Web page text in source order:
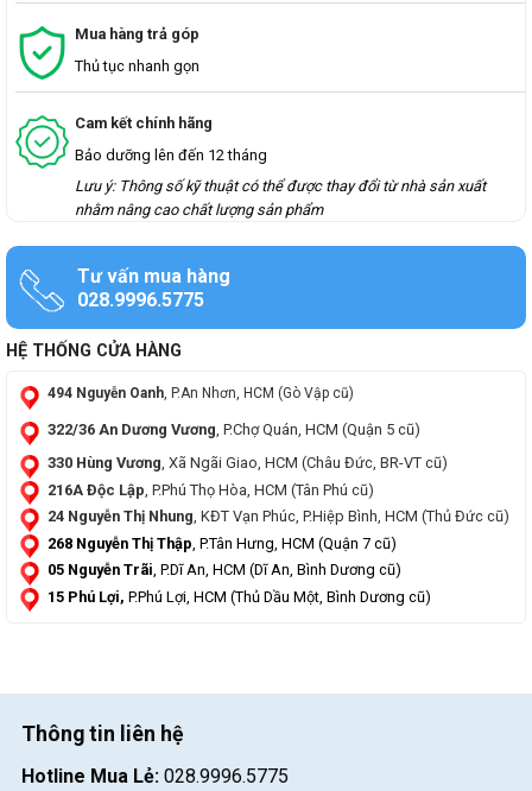
Mua hàng trả góp
Thủ tục nhanh gọn
Cam kết chính hãng
Bảo dưỡng lên đến 12 tháng
Lưu ý: Thông số kỹ thuật có thể được thay đổi từ nhà sản xuất
nhằm nâng cao chất lượng sản phẩm
Tư vấn mua hàng
028.9996.5775
HỆ THỐNG CỬA HÀNG
494 Nguyễn Oanh, P.An Nhơn, HCM (Gò Vập cũ)
322/36 An Dương Vương, P.Chợ Quán, HCM (Quận 5 cũ)
330 Hùng Vương , Xã Ngãi Giao, HCM (Châu Đức, BR-VT cũ)
216A Độc Lập , P.Phú Thọ Hòa, HCM (Tân Phú cũ)
24 Nguyễn Thị Nhung, KĐT Vạn Phúc, P.Hiệp Bình, HCM (Thủ Đức cũ)
268 Nguyễn Thị Thập , P.Tân Hưng, HCM (Quận 7 cũ)
05 Nguyễn Trãi, P.Dĩ An, HCM (Dĩ An, Bình Dương cũ)
15 Phú Lợi, P.Phú Lợi, HCM (Thủ Dầu Một, Bình Dương cũ)
Thông tin liên hệ
Hotline Mua Lẻ: 028.9996.5775